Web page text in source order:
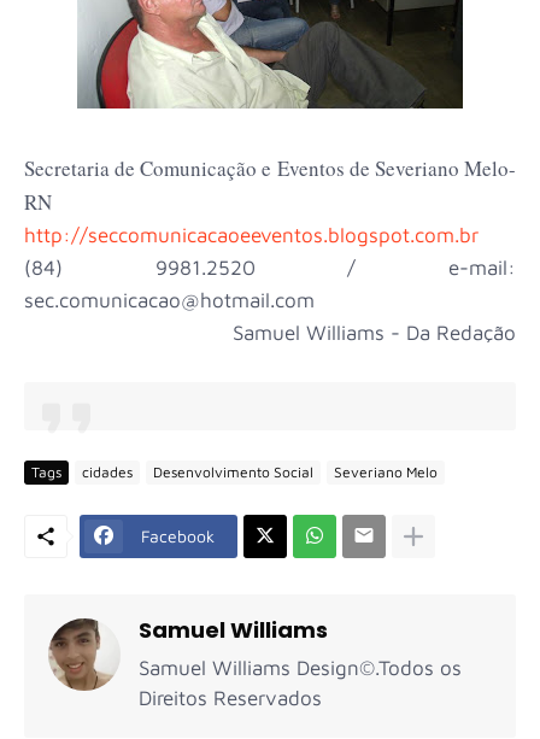
Secretaria de Comunicação e Eventos de Severiano Melo-
RN
http://seccomunicacaoeeventos.blogspot.com.br
(84) 9981.2520 / e-mail:
sec.comunicacao@hotmail.com
Samuel Williams - Da Redação
Tags cidades Desenvolvimento Social Severiano Melo
Facebook
Samuel Williams
Samuel Williams Design©.Todos os
Direitos Reservados